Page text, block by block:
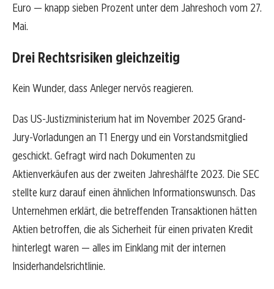
Euro — knapp sieben Prozent unter dem Jahreshoch vom 27.
Mai.
Drei Rechtsrisiken gleichzeitig
Kein Wunder, dass Anleger nervös reagieren.
Das US-Justizministerium hat im November 2025 Grand-
Jury-Vorladungen an T1 Energy und ein Vorstandsmitglied
geschickt. Gefragt wird nach Dokumenten zu
Aktienverkäufen aus der zweiten Jahreshälfte 2023. Die SEC
stellte kurz darauf einen ähnlichen Informationswunsch. Das
Unternehmen erklärt, die betreffenden Transaktionen hätten
Aktien betroffen, die als Sicherheit für einen privaten Kredit
hinterlegt waren — alles im Einklang mit der internen
Insiderhandelsrichtlinie.